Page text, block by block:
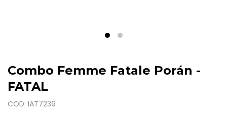
Combo Femme Fatale Porán -
FATAL
COD: IAT7239